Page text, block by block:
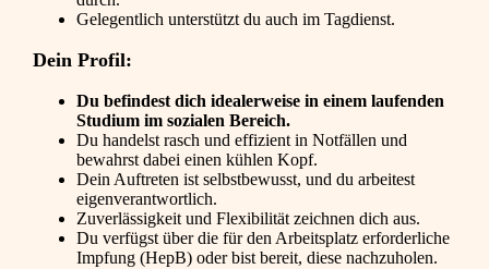
Gelegentlich unterstützt du auch im Tagdienst.
Dein Profil:
Du befindest dich idealerweise in einem laufenden
Studium im sozialen Bereich.
Du handelst rasch und effizient in Notfällen und
bewahrst dabei einen kühlen Kopf.
Dein Auftreten ist selbstbewusst, und du arbeitest
eigenverantwortlich.
Zuverlässigkeit und Flexibilität zeichnen dich aus.
Du verfügst über die für den Arbeitsplatz erforderliche
Impfung (HepB) oder bist bereit, diese nachzuholen.